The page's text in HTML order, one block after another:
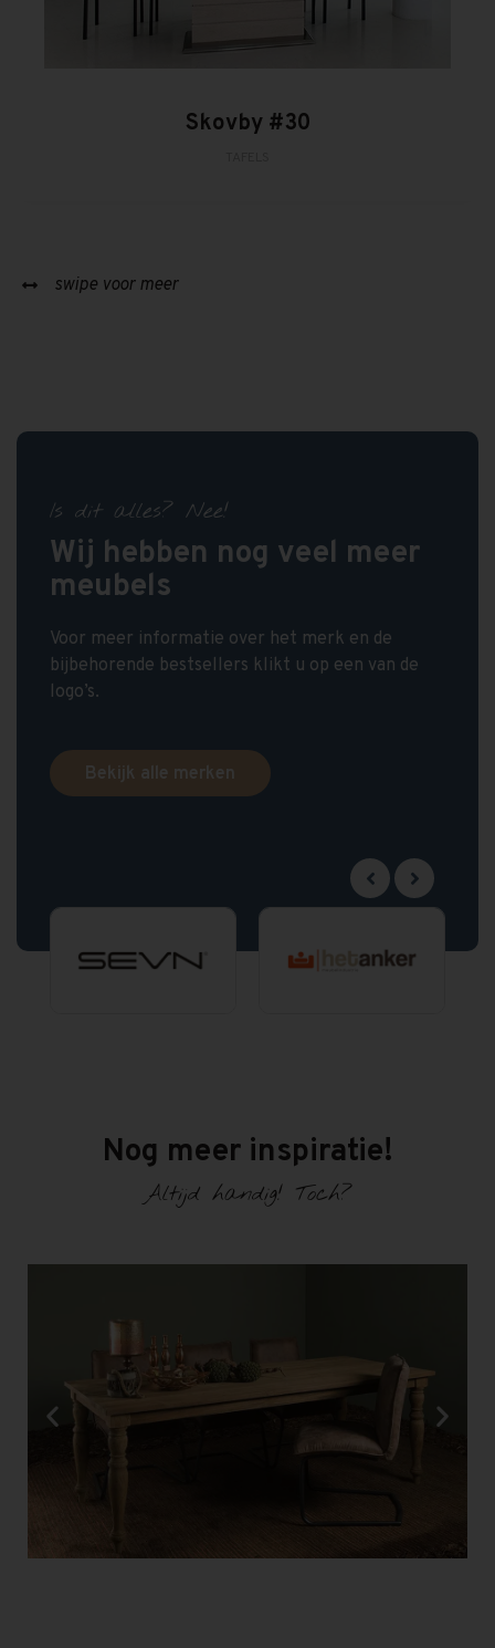
Skovby #30
swipe voor meer
Is dit alles? Nee!
Wij hebben nog veel meer
meubels
Voor meer informatie over het merk en de
bijbehorende bestsellers klikt u op een van de
logo’s.
Bekijk alle merken
Nog meer inspiratie!
Altijd handig! Toch?